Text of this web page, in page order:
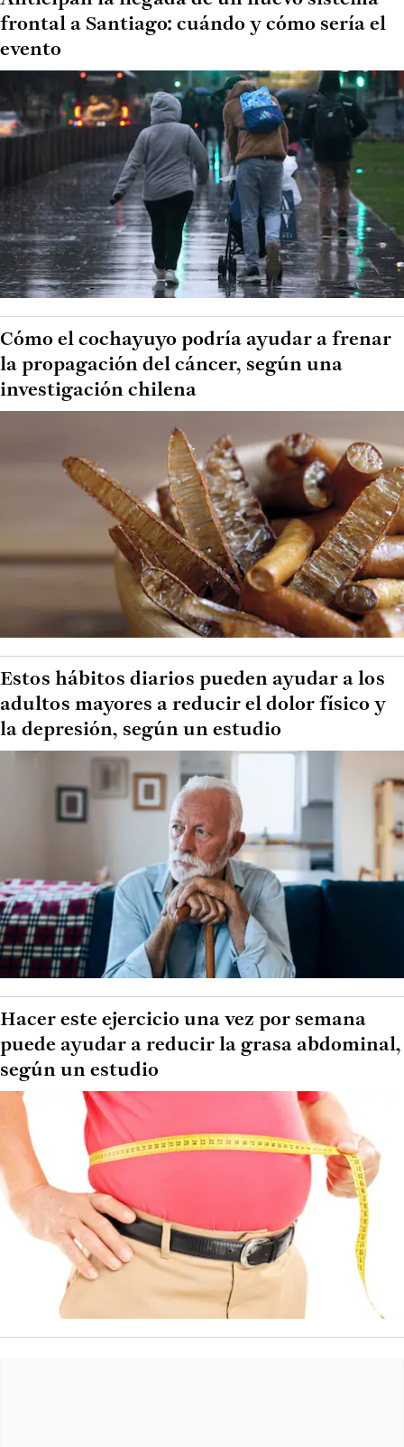
frontal a Santiago: cuándo y cómo sería el
evento
Cómo el cochayuyo podría ayudar a frenar
la propagación del cáncer, según una
investigación chilena
Estos hábitos diarios pueden ayudar a los
adultos mayores a reducir el dolor físico y
la depresión, según un estudio
Hacer este ejercicio una vez por semana
puede ayudar a reducir la grasa abdominal,
según un estudio